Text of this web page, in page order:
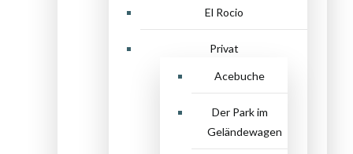
El Rocio
Privat
Acebuche
Der Park im
Geländewagen